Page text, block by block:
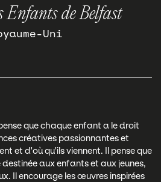
Enfants de Belfast
Uni
que chaque enfant a le droit
créatives passionnantes et
et d'où qu'ils viennent. Il pense que
aux enfants et aux jeunes,
Il encourage les œuvres inspirées